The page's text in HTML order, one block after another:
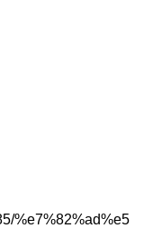
%e7%82%ad%e5